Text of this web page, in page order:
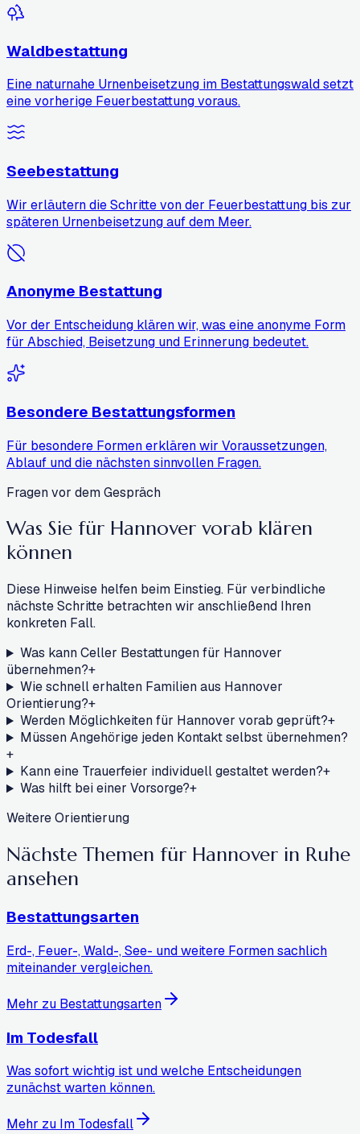
Waldbestattung
Eine naturnahe Urnenbeisetzung im Bestattungswald setzt
eine vorherige Feuerbestattung voraus.
Seebestattung
Wir erläutern die Schritte von der Feuerbestattung bis zur
späteren Urnenbeisetzung auf dem Meer.
Anonyme Bestattung
Vor der Entscheidung klären wir, was eine anonyme Form
für Abschied, Beisetzung und Erinnerung bedeutet.
Besondere Bestattungsformen
Für besondere Formen erklären wir Voraussetzungen,
Ablauf und die nächsten sinnvollen Fragen.
Fragen vor dem Gespräch
Was Sie für Hannover vorab klären
können
Diese Hinweise helfen beim Einstieg. Für verbindliche
nächste Schritte betrachten wir anschließend Ihren
konkreten Fall.
Was kann Celler Bestattungen für Hannover
übernehmen?+
Wie schnell erhalten Familien aus Hannover
Orientierung?+
Werden Möglichkeiten für Hannover vorab geprüft?+
Müssen Angehörige jeden Kontakt selbst übernehmen?
+
Kann eine Trauerfeier individuell gestaltet werden?+
Was hilft bei einer Vorsorge?+
Weitere Orientierung
Nächste Themen für Hannover in Ruhe
ansehen
Bestattungsarten
Erd-, Feuer-, Wald-, See- und weitere Formen sachlich
miteinander vergleichen.
Mehr zu Bestattungsarten
Im Todesfall
Was sofort wichtig ist und welche Entscheidungen
zunächst warten können.
Mehr zu Im Todesfall